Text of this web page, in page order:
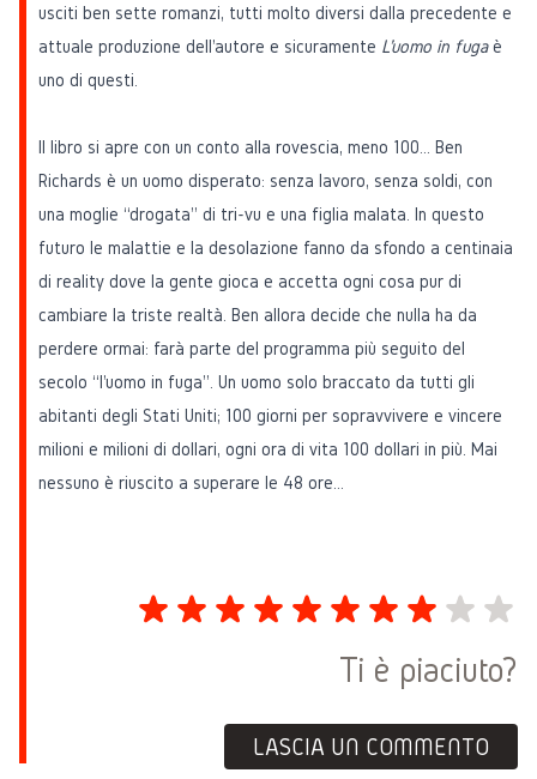
Ti è piaciuto?
LASCIA UN COMMENTO
usciti ben sette romanzi, tutti molto diversi dalla precedente e
attuale produzione dell'autore e sicuramente L'uomo in fugaè
uno di questi.
Il libro si apre con un conto alla rovescia, meno 100… Ben
Richards è un uomo disperato: senza lavoro, senza soldi, con
una moglie “drogata” di tri-vu e una figlia malata. In questo
futuro le malattie e la desolazione fanno da sfondo a centinaia
di reality dove la gente gioca e accetta ogni cosa pur di
cambiare la triste realtà. Ben allora decide che nulla ha da
perdere ormai: farà parte del programma più seguito del
secolo “l'uomo in fuga”. Un uomo solo braccato da tutti gli
abitanti degli Stati Uniti; 100 giorni per sopravvivere e vincere
milioni e milioni di dollari, ogni ora di vita 100 dollari in più. Mai
nessuno è riuscito a superare le 48 ore…